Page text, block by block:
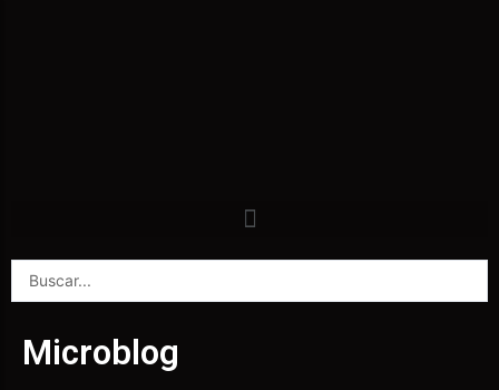
Microblog